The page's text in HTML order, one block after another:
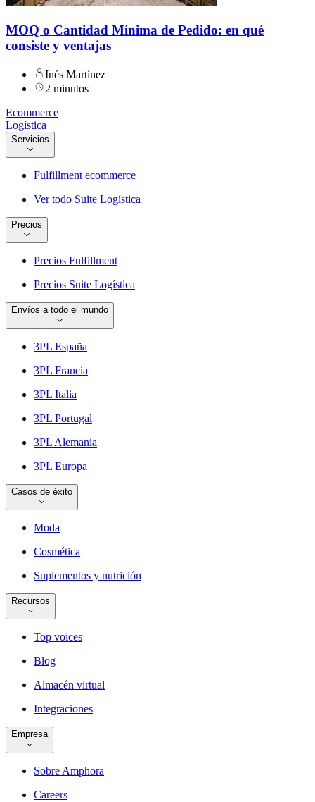
MOQ o Cantidad Mínima de Pedido: en qué
consiste y ventajas
Inés Martínez
2 minutos
Ecommerce
Logística
Servicios
Fulfillment ecommerce
Ver todo Suite Logística
Precios
Precios Fulfillment
Precios Suite Logística
Envíos a todo el mundo
3PL España
3PL Francia
3PL Italia
3PL Portugal
3PL Alemania
3PL Europa
Casos de éxito
Moda
Cosmética
Suplementos y nutrición
Recursos
Top voices
Blog
Almacén virtual
Integraciones
Empresa
Sobre Amphora
Careers